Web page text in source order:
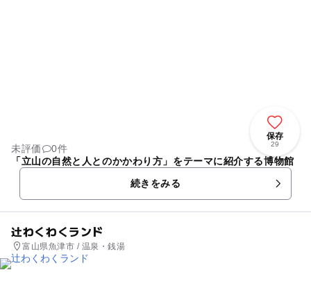
保存
29
未評価
0件
「立山の自然と人とのかかわり方」をテーマに紹介する博物館
続きをみる
辻わくわくランド
富山県魚津市 / 温泉・銭湯